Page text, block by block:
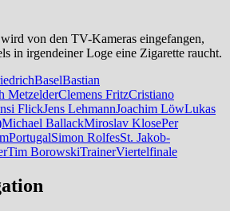
von den TV-Kameras eingefangen,
in irgendeiner Loge eine Zigarette raucht.
BaselBastian
MetzelderClemens FritzCristiano
FlickJens LehmannJoachim LöwLukas
Michael BallackMiroslav KlosePer
PortugalSimon RolfesSt. Jakob-
Tim BorowskiTrainerViertelfinale